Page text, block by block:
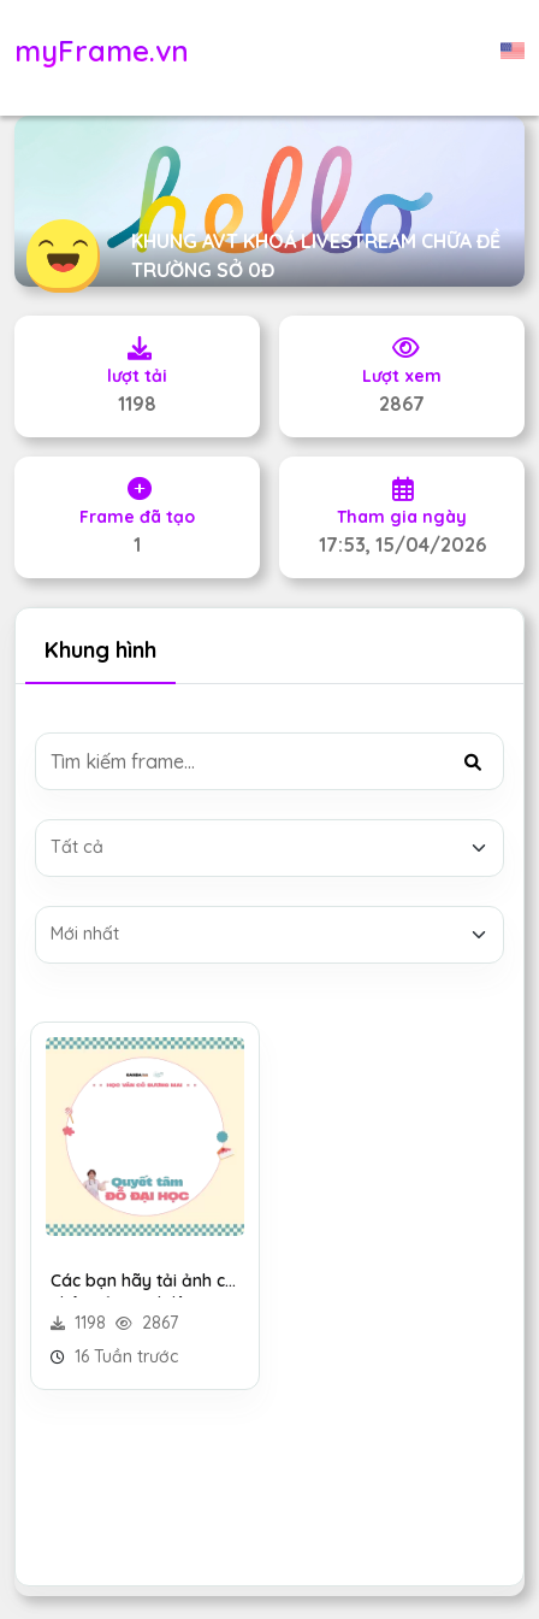
myFrame.vn
KHUNG AVT KHOÁ LIVESTREAM CHỮA ĐỀ
TRƯỜNG SỞ 0Đ
lượt tải
1198
Lượt xem
2867
Frame đã tạo
1
Tham gia ngày
17:53, 15/04/2026
Khung hình
Các bạn hãy tải ảnh cá
nhân của mình lên và
đổi avt để tham gia
khoá học nha!
1198
2867
16 Tuần trước